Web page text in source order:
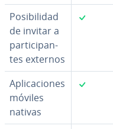
Po­si­bi­li­dad
de invitar a
pa­r­ti­ci­pa­n­
tes externos
Apli­ca­cio­nes
móviles
nativas